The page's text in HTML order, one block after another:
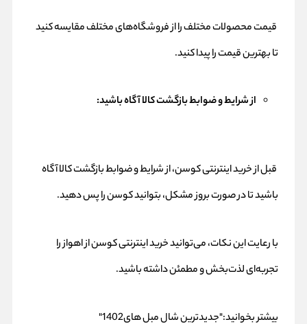
قیمت محصولات مختلف را از فروشگاه‌های مختلف مقایسه کنید
تا بهترین قیمت را پیدا کنید.
از شرایط و ضوابط بازگشت کالا آگاه باشید:
قبل از خرید اینترنتی کوسن، از شرایط و ضوابط بازگشت کالا آگاه
باشید تا در صورت بروز مشکل، بتوانید کوسن را پس دهید.
با رعایت این نکات، می‌توانید خرید اینترنتی کوسن از اهواز را
تجربه‌ای لذت‌بخش و مطمئن داشته باشید.
بیشتر بخوانید:"جدیدترین شال مبل های1402"